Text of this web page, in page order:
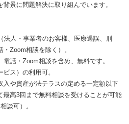
景に問題解決に取り組んでいます。
法人・事業者のお客様、医療過誤、刑
Zoom相談を除く）。
話・Zoom相談を含め、無料です。
ス）の利用可。
入や資産が法テラスの定める一定額以下
最高3回まで無料相談を受けることが可能
談可）。